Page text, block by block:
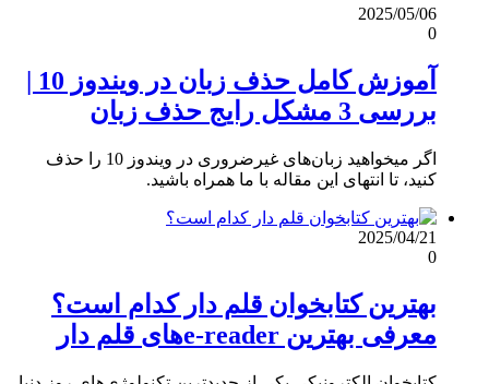
2025/05/06
0
بررسی 3 مشکل رایج حذف زبان
اگر میخواهید زبان‌های غیرضروری در ویندوز 10 را حذف
کنید، تا انتهای این مقاله با ما همراه باشید.
2025/04/21
0
بهترین کتابخوان قلم دار کدام است؟
معرفی بهترین e-readerهای قلم دار